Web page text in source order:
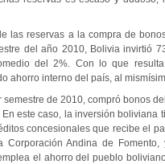
las reservas a la compra de
del año 2010, Bolivia invirtió
del 2%. Con lo que
ahorro interno del país, al
de 2010, compró bonos
este caso, la inversión boliviana
concesionales que recibe el
Andina de
el ahorro del pueblo